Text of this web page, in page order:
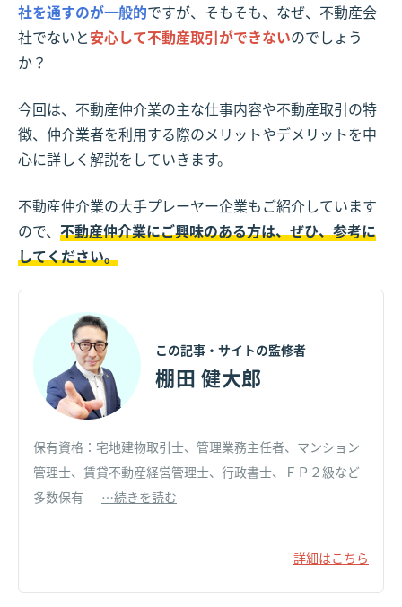
社を通すのが一般的ですが、そもそも、なぜ、不動産会
社でないと安心して不動産取引ができないのでしょう
か？
今回は、不動産仲介業の主な仕事内容や不動産取引の特
徴、仲介業者を利用する際のメリットやデメリットを中
心に詳しく解説をしていきます。
不動産仲介業の大手プレーヤー企業もご紹介しています
ので、 不動産仲介業にご興味のある方は、ぜひ、参考に
してください。
この記事・サイトの監修者
棚田 健大郎
保有資格：宅地建物取引士、管理業務主任者、マンション
管理士、賃貸不動産経営管理士、行政書士、ＦＰ２級など
多数保有
…続きを読む
詳細はこちら